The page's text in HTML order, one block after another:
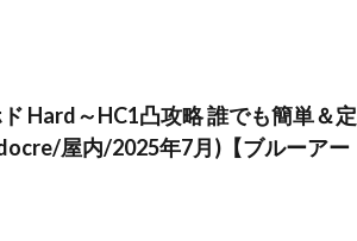
Hard～HC1凸攻略 誰でも簡単＆定
屋内/2025年7月)【ブルーアー